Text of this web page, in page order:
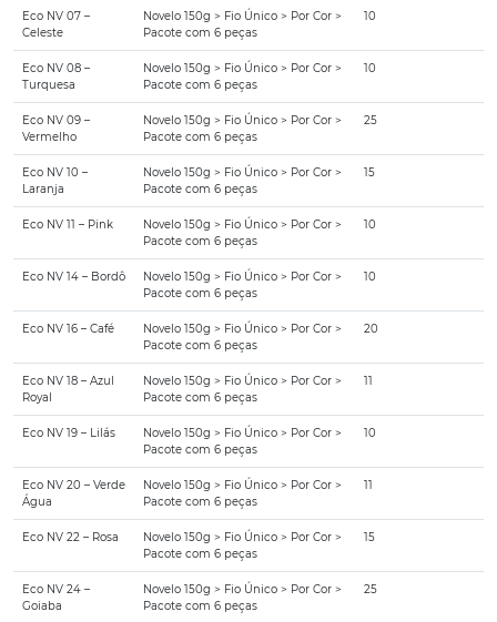
Eco NV 07 –
Celeste
Novelo 150g > Fio Único > Por Cor >
Pacote com 6 peças
10
Eco NV 08 –
Turquesa
Novelo 150g > Fio Único > Por Cor >
Pacote com 6 peças
10
Eco NV 09 –
Vermelho
Novelo 150g > Fio Único > Por Cor >
Pacote com 6 peças
25
Eco NV 10 –
Laranja
Novelo 150g > Fio Único > Por Cor >
Pacote com 6 peças
15
Eco NV 11 – Pink
Novelo 150g > Fio Único > Por Cor >
Pacote com 6 peças
10
Eco NV 14 – Bordô
Novelo 150g > Fio Único > Por Cor >
Pacote com 6 peças
10
Eco NV 16 – Café
Novelo 150g > Fio Único > Por Cor >
Pacote com 6 peças
20
Eco NV 18 – Azul
Royal
Novelo 150g > Fio Único > Por Cor >
Pacote com 6 peças
11
Eco NV 19 – Lilás
Novelo 150g > Fio Único > Por Cor >
Pacote com 6 peças
10
Eco NV 20 – Verde
Água
Novelo 150g > Fio Único > Por Cor >
Pacote com 6 peças
11
Eco NV 22 – Rosa
Novelo 150g > Fio Único > Por Cor >
Pacote com 6 peças
15
Eco NV 24 –
Goiaba
Novelo 150g > Fio Único > Por Cor >
Pacote com 6 peças
25